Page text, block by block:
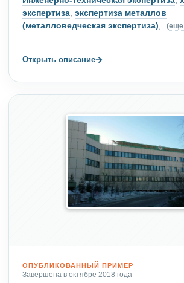
экспертиза, экспертиза металлов
(металловедческая экспертиза), (еще
Открыть описание→
ОПУБЛИКОВАННЫЙ ПРИМЕР
Завершена в октябре 2018 года